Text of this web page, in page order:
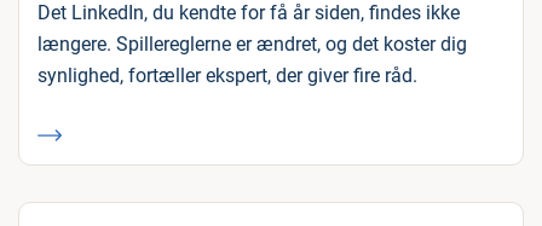
Det LinkedIn, du kendte for få år siden, findes ikke
længere. Spillereglerne er ændret, og det koster dig
synlighed, fortæller ekspert, der giver fire råd.